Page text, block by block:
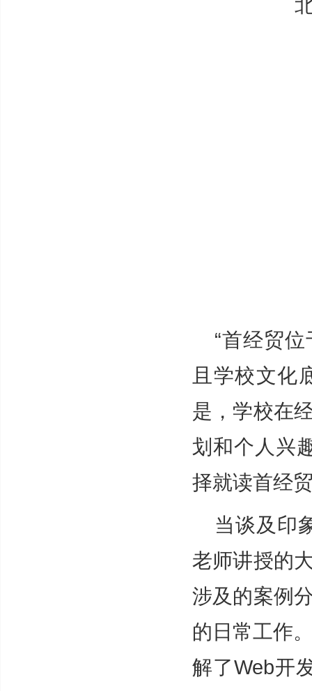
“首经贸
且学校文化
是，学校在
划和个人兴
择就读首经
当谈及印
老师讲授的
涉及的案例
的日常工作
解了Web开